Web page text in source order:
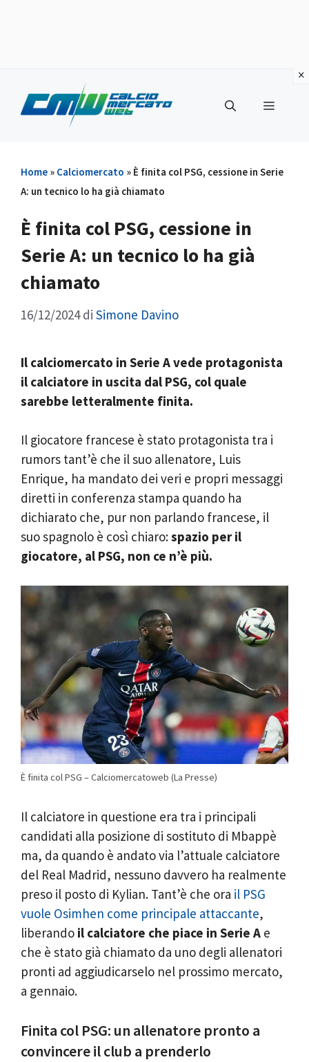
contenuto
Menu
Home » Calciomercato » È finita col PSG, cessione in Serie
A: un tecnico lo ha già chiamato
È finita col PSG, cessione in
Serie A: un tecnico lo ha già
chiamato
16/12/2024 di Simone Davino
Il calciomercato in Serie A vede protagonista
il calciatore in uscita dal PSG, col quale
sarebbe letteralmente finita.
Il giocatore francese è stato protagonista tra i
rumors tant’è che il suo allenatore, Luis
Enrique, ha mandato dei veri e propri messaggi
diretti in conferenza stampa quando ha
dichiarato che, pur non parlando francese, il
suo spagnolo è così chiaro:spazio per il
giocatore, al PSG, non ce n’è più.
È finita col PSG – Calciomercatoweb (La Presse)
Il calciatore in questione era tra i principali
candidati alla posizione di sostituto di Mbappè
ma, da quando è andato via l’attuale calciatore
del Real Madrid, nessuno davvero ha realmente
preso il posto di Kylian. Tant’è che ora il PSG
vuole Osimhen come principale attaccante,
liberando il calciatore che piace in Serie A e
che è stato già chiamato da uno degli allenatori
pronti ad aggiudicarselo nel prossimo mercato,
a gennaio.
Finita col PSG: un allenatore pronto a
convincere il club a prenderlo